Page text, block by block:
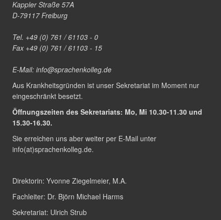
Kappler Straße 57A
D-79117 Freiburg
Tel. +49 (0) 761 / 61103 - 0
Fax +49 (0) 761 / 61103 - 15
E-Mail: info@sprachenkolleg.de
Aus Krankheitsgründen ist unser Sekretariat im Moment nur
eingeschränkt besetzt.
Öffnungszeiten des Sekretariats: Mo, Mi 10.30-11.30 und
15.30-16.30.
Sie erreichen uns aber weiter per E-Mail unter
info(at)sprachenkolleg.de.
Direktorin: Yvonne Ziegelmeier, M.A.
Fachleiter: Dr. Björn Michael Harms
Sekretariat: Ulrich Strub